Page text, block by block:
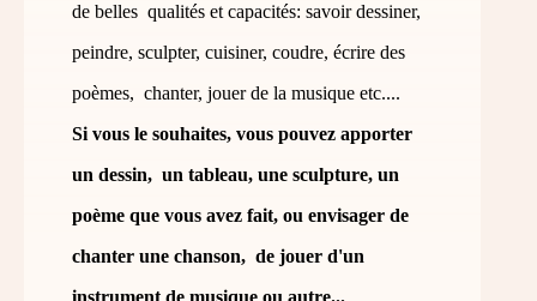
de belles qualités et capacités: savoir dessiner,
peindre, sculpter, cuisiner, coudre, écrire des
poèmes, chanter, jouer de la musique etc....
Si vous le souhaites, vous pouvez apporter
un dessin, un tableau, une sculpture, un
poème que vous avez fait, ou envisager de
chanter une chanson, de jouer d'un